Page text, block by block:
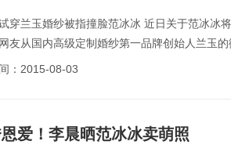
穿兰玉婚纱被指撞脸范冰冰 近日关于范冰冰
友从国内高级定制婚纱第一品牌创始人兰玉的
：2015-08-03
爱！李晨晒范冰冰卖萌照